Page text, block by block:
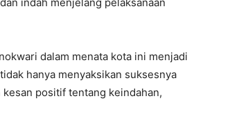
dalam menata kota ini menjadi
hanya menyaksikan suksesnya
positif tentang keindahan,